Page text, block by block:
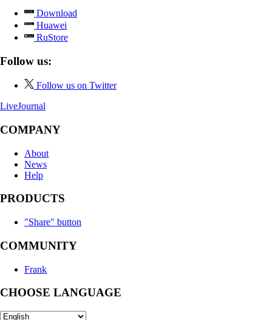
Download
Huawei
RuStore
Follow us:
Follow us on Twitter
LiveJournal
COMPANY
About
News
Help
PRODUCTS
"Share" button
COMMUNITY
Frank
CHOOSE LANGUAGE